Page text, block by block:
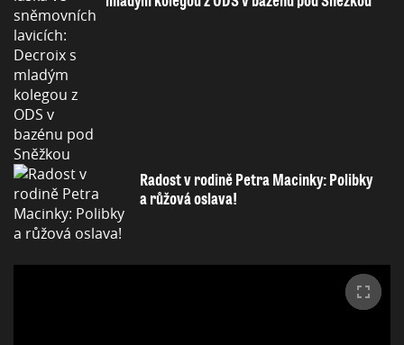
Radost v rodině Petra Macinky: Polibky
a růžová oslava!